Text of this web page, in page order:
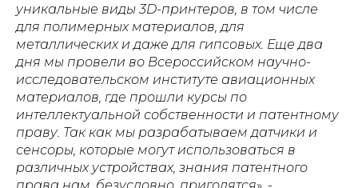
уникальные виды 3D-принтеров, в том числе
для полимерных материалов, для
металлических и даже для гипсовых. Еще два
дня мы провели во Всероссийском научно-
исследовательском институте авиационных
материалов, где прошли курсы по
интеллектуальной собственности и патентному
праву. Так как мы разрабатываем датчики и
сенсоры, которые могут использоваться в
различных устройствах, знания патентного